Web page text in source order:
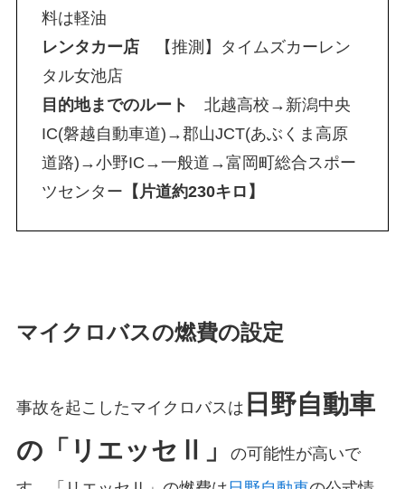
料は軽油
レンタカー店【推測】タイムズカーレン
タル女池店
目的地までのルート
北越高校→新潟中央
IC(磐越自動車道)→郡山JCT(あぶくま高原
道路)→小野IC→一般道→富岡町総合スポー
ツセンター 【片道約230キロ】
マイクロバスの燃費の設定
事故を起こしたマイクロバスは 日野自動車
の「リエッセⅡ」
の可能性が高いで